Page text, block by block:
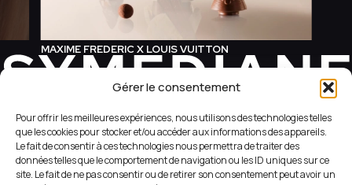
Gérer le consentement
Pour offrir les meilleures expériences, nous utilisons des technologies telles
que les cookies pour stocker et/ou accéder aux informations des appareils.
Le fait de consentir à ces technologies nous permettra de traiter des
données telles que le comportement de navigation ou les ID uniques sur ce
site. Le fait de ne pas consentir ou de retirer son consentement peut avoir un
MAXIME FREDERIC X LOUIS VUITTON
REVEAL YOUR WEB SIDE
+33 (1) 42 56 05 98